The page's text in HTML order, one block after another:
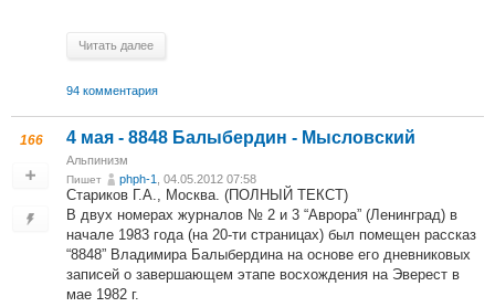
Читать далее
94 комментария
166 4 мая - 8848 Балыбердин - Мысловский
Альпинизм
Пишет phph-1, 04.05.2012 07:58
Стариков Г.А., Москва. (ПОЛНЫЙ ТЕКСТ)
В двух номерах журналов № 2 и 3 “Аврора” (Ленинград) в
начале 1983 года (на 20-ти страницах) был помещен рассказ
“8848” Владимира Балыбердина на основе его дневниковых
записей о завершающем этапе восхождения на Эверест в
мае 1982 г.